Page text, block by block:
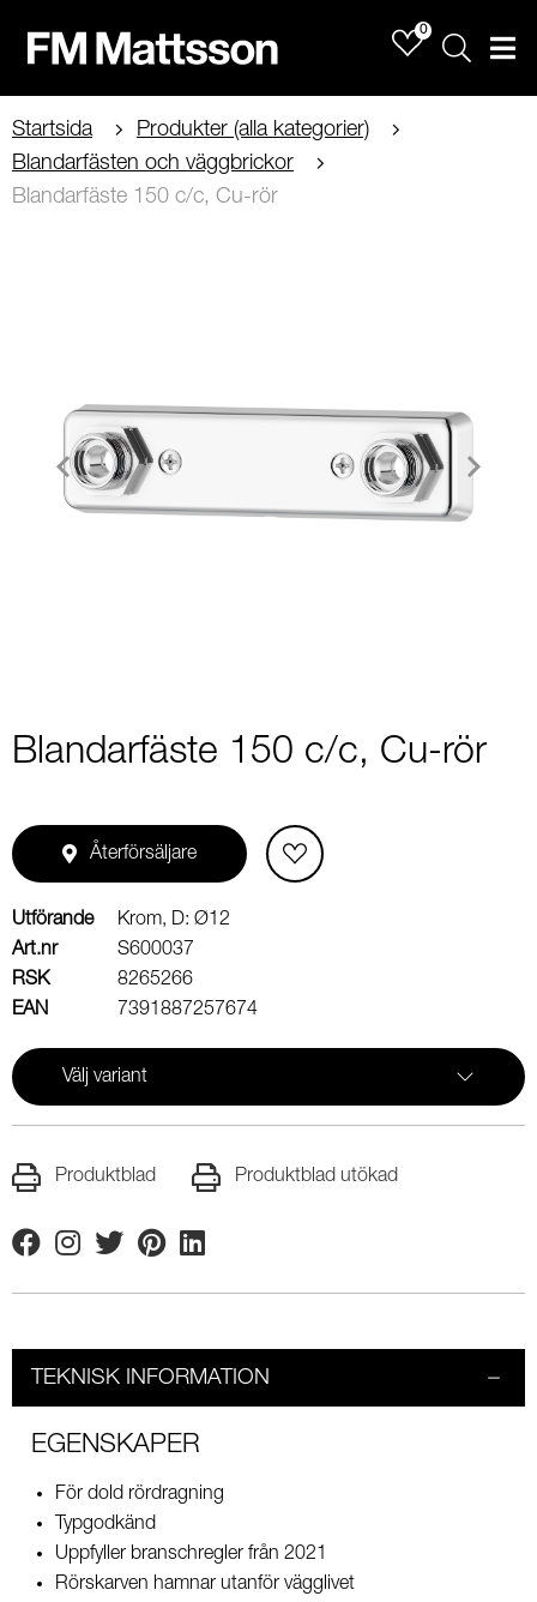
0
Sök
Startsida
Produkter (alla kategorier)
Blandarfästen och väggbrickor
Blandarfäste 150 c/c, Cu-rör
Blandarfäste 150 c/c, Cu-rör
Återförsäljare
Utförande
Krom, D: Ø12
Art.nr
S600037
RSK
8265266
EAN
7391887257674
Välj variant
Produktblad Produktblad utökad
FacebookInstagram
TwitterPinterestLinkedin
TEKNISK INFORMATION
EGENSKAPER
För dold rördragning
Typgodkänd
Uppfyller branschregler från 2021
Rörskarven hamnar utanför vägglivet